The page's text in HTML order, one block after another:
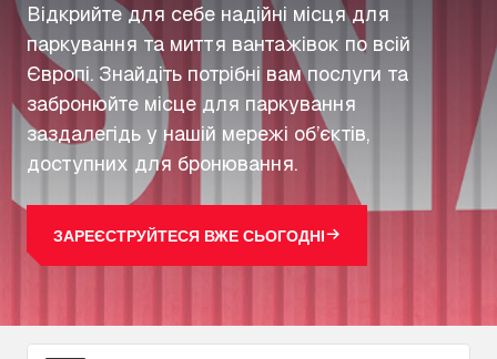
Відкрийте для себе надійні місця для
паркування та миття вантажівок по всій
Європі. Знайдіть потрібні вам послуги та
забронюйте місце для паркування
заздалегідь у нашій мережі об’єктів,
доступних для бронювання.
ЗАРЕЄСТРУЙТЕСЯ ВЖЕ СЬОГОДНІ